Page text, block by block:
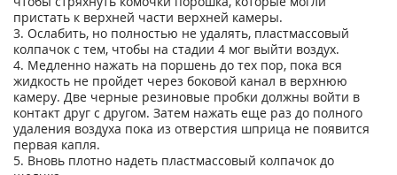
пристать к верхней части верхней камеры.
3. Ослабить, но полностью не удалять, пластмассовый
колпачок с тем, чтобы на стадии 4 мог выйти воздух.
4. Медленно нажать на поршень до тех пор, пока вся
жидкость не пройдет через боковой канал в верхнюю
камеру. Две черные резиновые пробки должны войти в
контакт друг с другом. Затем нажать еще раз до полного
удаления воздуха пока из отверстия шприца не появится
первая капля.
5. Вновь плотно надеть пластмассовый колпачок до